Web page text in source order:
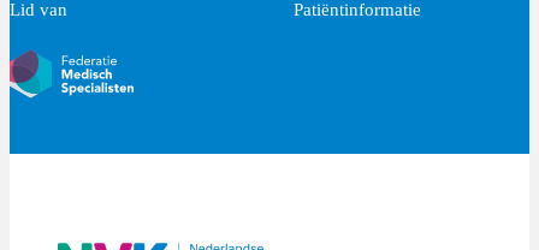
Lid van Patiëntinformatie